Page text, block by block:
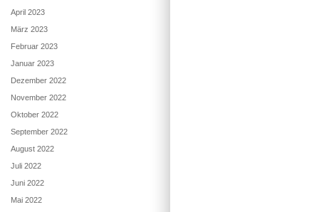
April 2023
März 2023
Februar 2023
Januar 2023
Dezember 2022
November 2022
Oktober 2022
September 2022
August 2022
Juli 2022
Juni 2022
Mai 2022